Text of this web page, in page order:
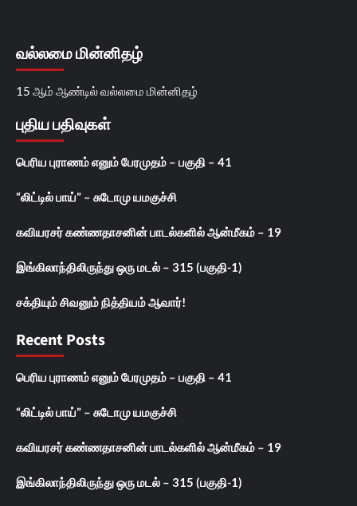
வல்லமை மின்னிதழ்
15 ஆம் ஆண்டில் வல்லமை மின்னிதழ்
புதிய பதிவுகள்
பெரிய புராணம் எனும் பேரமுதம் – பகுதி – 41
“லிட்டில் பாய்” – சுடோமு யமகுச்சி
கவியரசர் கண்ணதாசனின் பாடல்களில் ஆன்மீகம் – 19
இங்கிலாந்திலிருந்து ஒரு மடல் – 315 (பகுதி-1)
சக்தியும் சிவனும் நித்தியம் ஆவார்!
Recent Posts
பெரிய புராணம் எனும் பேரமுதம் – பகுதி – 41
“லிட்டில் பாய்” – சுடோமு யமகுச்சி
கவியரசர் கண்ணதாசனின் பாடல்களில் ஆன்மீகம் – 19
இங்கிலாந்திலிருந்து ஒரு மடல் – 315 (பகுதி-1)